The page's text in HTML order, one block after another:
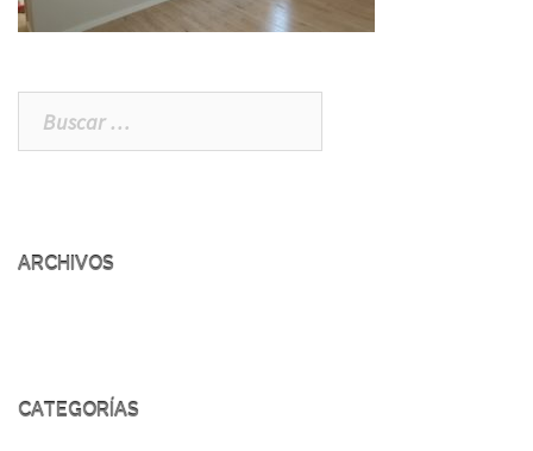
Buscar:
ARCHIVOS
CATEGORÍAS